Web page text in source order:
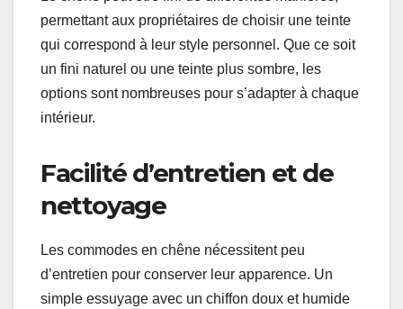
permettant aux propriétaires de choisir une teinte
qui correspond à leur style personnel. Que ce soit
un fini naturel ou une teinte plus sombre, les
options sont nombreuses pour s’adapter à chaque
intérieur.
Facilité d’entretien et de
nettoyage
Les commodes en chêne nécessitent peu
d’entretien pour conserver leur apparence. Un
simple essuyage avec un chiffon doux et humide